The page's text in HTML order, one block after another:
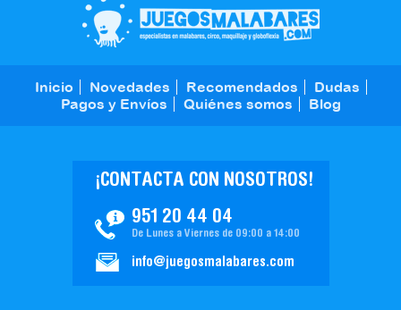
Inicio Novedades Recomendados
Dudas
Pagos y Envíos
Quiénes somos Blog
951 20 44 04
¡CONTACTA CON NOSOTROS!
De Lunes a Viernes de 09:00 a 14:00
info@juegosmalabares.com